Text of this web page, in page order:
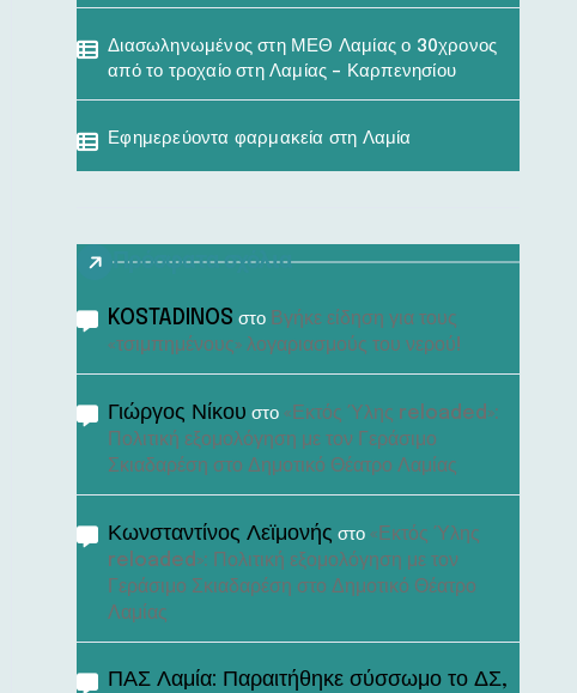
Διασωληνωμένος στη ΜΕΘ Λαμίας ο 30χρονος
από το τροχαίο στη Λαμίας – Καρπενησίου
Εφημερεύοντα φαρμακεία στη Λαμία
Πρόσφατα σχόλια
KOSTADINOS στο Βγήκε είδηση για τους
«τσιμπημένους» λογαριασμούς του νερού!
Γιώργος Νίκου στο «Εκτός Ύλης reloaded»:
Πολιτική εξομολόγηση με τον Γεράσιμο
Σκιαδαρέση στο Δημοτικό Θέατρο Λαμίας
Κωνσταντίνος Λεϊμονής στο «Εκτός Ύλης
reloaded»: Πολιτική εξομολόγηση με τον
Γεράσιμο Σκιαδαρέση στο Δημοτικό Θέατρο
Λαμίας
ΠΑΣ Λαμία: Παραιτήθηκε σύσσωμο το ΔΣ,